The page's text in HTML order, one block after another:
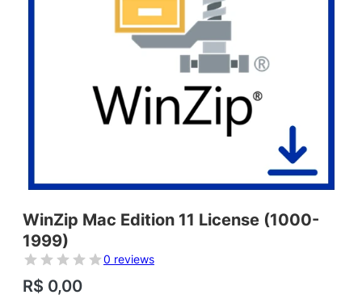
WinZip Mac Edition 11 License (1000-
1999)
0 reviews
R$ 0,00